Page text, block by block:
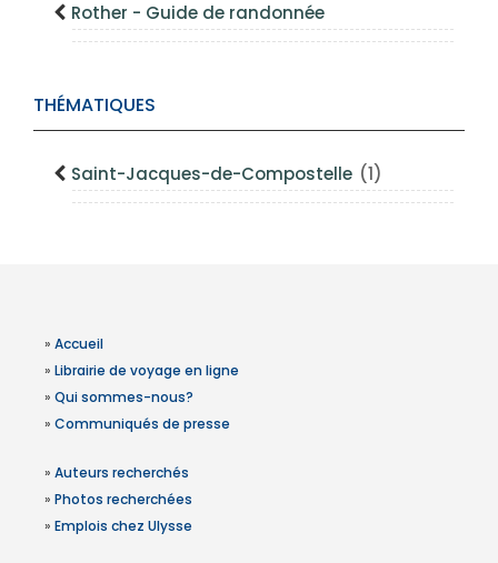
Rother - Guide de randonnée
THÉMATIQUES
Saint-Jacques-de-Compostelle (1)
» Accueil
» Librairie de voyage en ligne
» Qui sommes-nous?
» Communiqués de presse
» Auteurs recherchés
» Photos recherchées
» Emplois chez Ulysse